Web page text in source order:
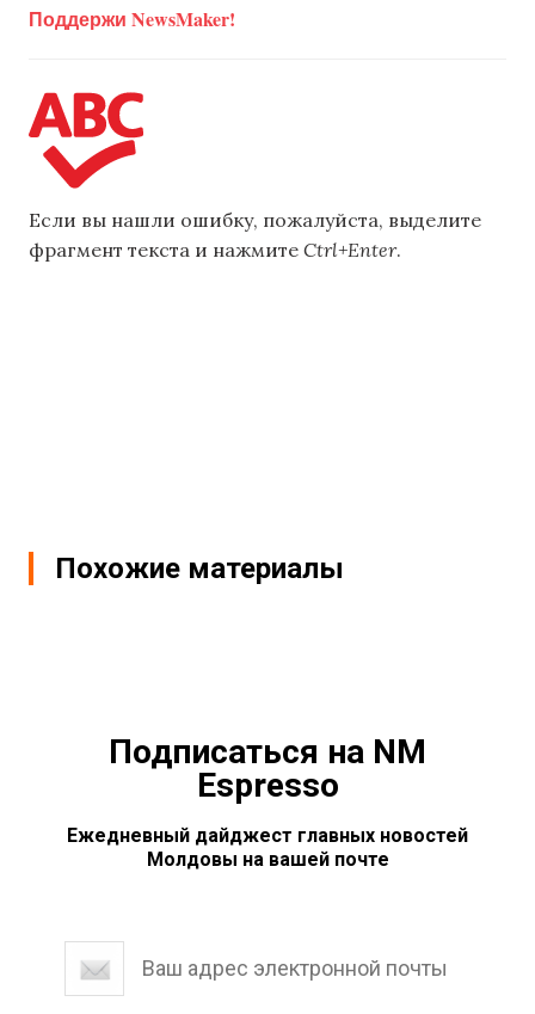
Поддержи NewsMaker!
Если вы нашли ошибку, пожалуйста, выделите
фрагмент текста и нажмите Ctrl+Enter.
Похожие материалы
Подписаться на NM
Espresso
Ежедневный дайджест главных новостей
Молдовы на вашей почте